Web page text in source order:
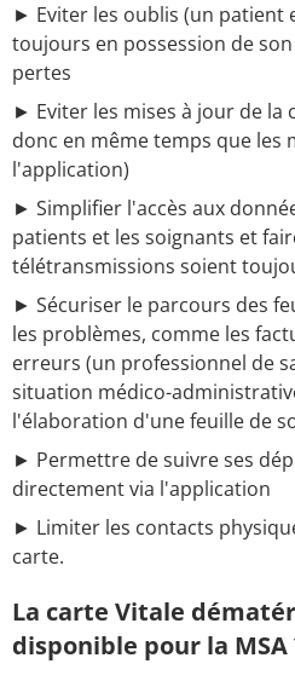
► Eviter les oublis (un patient
toujours en possession de
pertes
► Eviter les mises à jour de la
donc en même temps que les
l'application)
► Simplifier l'accès aux
patients et les soignants et
télétransmissions soient
► Sécuriser le parcours des
les problèmes, comme les
erreurs (un professionnel de
situation médico-
l'élaboration d'une feuille de
► Permettre de suivre ses
directement via l'application
► Limiter les contacts
carte.
La carte Vitale
disponible pour la MSA